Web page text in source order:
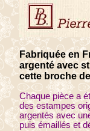
Fabriquée en
argenté avec
cette broche
Chaque pièce a
des estampes
argentés avec
puis émaillés et